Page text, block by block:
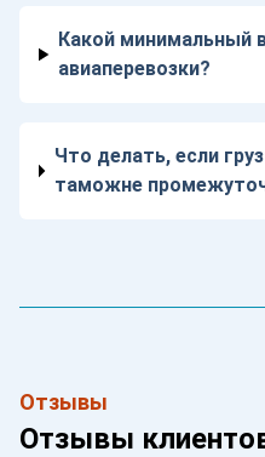
Какой минимальный
авиаперевозки?
Что делать, если
таможне
Отзывы
Отзывы